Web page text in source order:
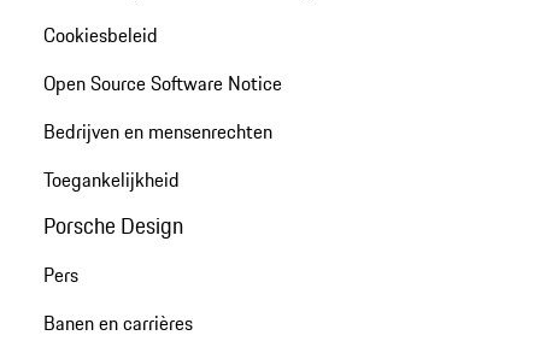
Cookiesbeleid
Open Source Software Notice
Bedrijven en mensenrechten
Toegankelijkheid
Porsche Design
Pers
Banen en carrières